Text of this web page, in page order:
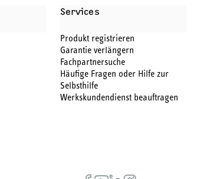
Services
Produkt registrieren
Garantie verlängern
Fachpartnersuche
Häufige Fragen oder Hilfe zur
Selbsthilfe
Werkskundendienst beauftragen